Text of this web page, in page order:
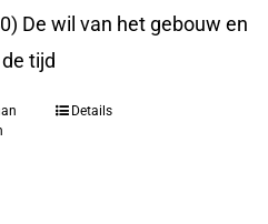
De wil van het gebouw en
tijd
Details